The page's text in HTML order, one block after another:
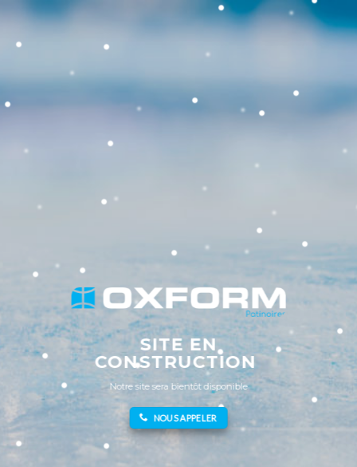
SITE EN
CONSTRUCTION
Notre site sera bientôt disponible
NOUS APPELER